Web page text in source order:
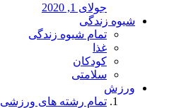
جولای 1, 2020
شیوه زندگی
تمام شیوه زندگی
غذا
کودکان
سلامتی
ورزش
تمام رشته های ورزشی